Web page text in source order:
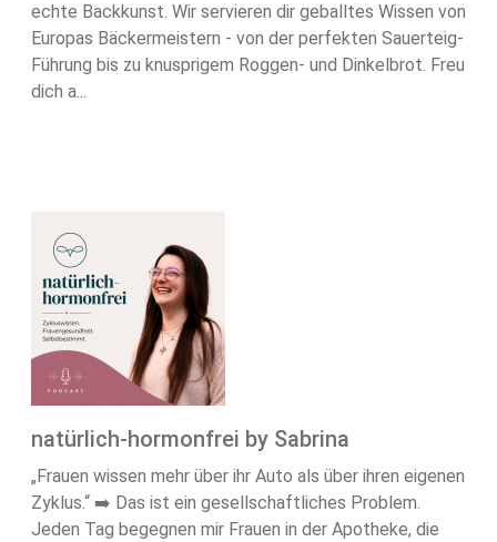
echte Backkunst. Wir servieren dir geballtes Wissen von
Europas Bäckermeistern - von der perfekten Sauerteig-
Führung bis zu knusprigem Roggen- und Dinkelbrot. Freu
dich a...
natürlich-hormonfrei by Sabrina
„Frauen wissen mehr über ihr Auto als über ihren eigenen
Zyklus.“ ➡️ Das ist ein gesellschaftliches Problem.
Jeden Tag begegnen mir Frauen in der Apotheke, die